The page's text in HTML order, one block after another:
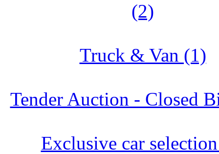
(2)
Truck & Van (1)
Tender Auction - Closed
Exclusive car